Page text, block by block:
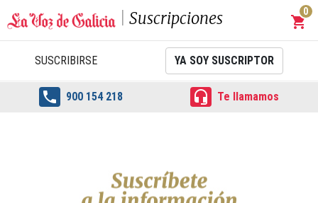
Suscripciones shopping_cart
0
SUSCRIBIRSE YA SOY SUSCRIPTOR
 900 154 218  Te llamamos